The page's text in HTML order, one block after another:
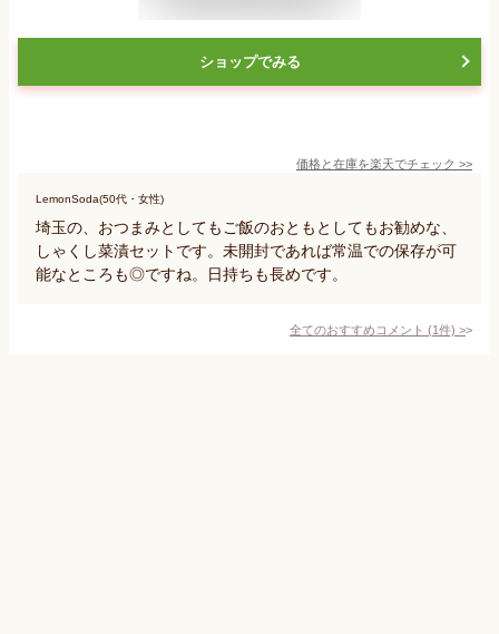
ショップでみる
価格と在庫を楽天でチェック >>
LemonSoda(50代・女性)
埼玉の、おつまみとしてもご飯のおともとしてもお勧めな、
しゃくし菜漬セットです。未開封であれば常温での保存が可
能なところも◎ですね。日持ちも長めです。
全てのおすすめコメント (1件) >